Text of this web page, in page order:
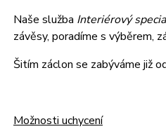
Naše služba Interiérový
závěsy, poradíme s výběrem,
Šitím záclon se zabýváme již
Možnosti uchycení